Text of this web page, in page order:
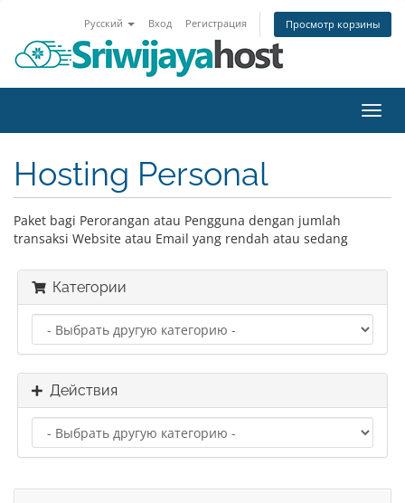
Русский Вход Регистрация Просмотр корзины
Hosting Personal
Paket bagi Perorangan atau Pengguna dengan jumlah
transaksi Website atau Email yang rendah atau sedang
Категории
Действия